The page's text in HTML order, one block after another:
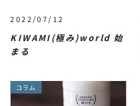
2022/07/12
KIWAMI(極み)world 始
まる
コラム